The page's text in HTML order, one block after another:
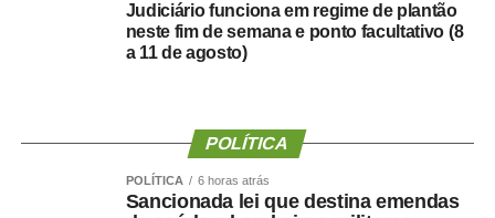
foram mobilizadas e uma estrutura de campanha
começou a ser organizada.
governar Mato Grosso.”
A manifestação ocorre apenas dois dias depois de Maluf
Judiciário funciona em regime de plantão
neste fim de semana e ponto facultativo (8
a 11 de agosto)
POLÍTICA
POLÍTICA 6 horas atrás
Sancionada lei que destina emendas